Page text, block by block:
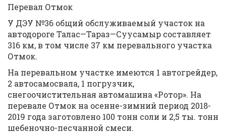
Перевал Отмок
У ДЭУ №36 общий обслуживаемый участок на
автодороге Талас—Тараз—Суусамыр составляет
316 км, в том числе 37 км перевального участка
Отмок.
На перевальном участке имеются 1 автогрейдер,
2 автосамосвала, 1 погрузчик,
снегоочистительная автомашина «Ротор». На
перевале Отмок на осенне-зимний период 2018-
2019 года заготовлено 100 тонн соли и 2,5 ты. тонн
шебеночно-песчанной смеси.